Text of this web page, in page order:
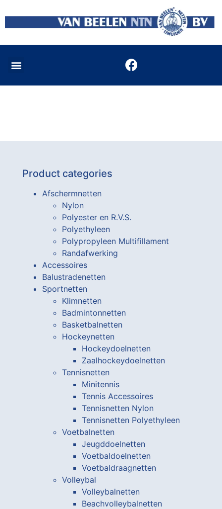
Product categories
Afschermnetten
Nylon
Polyester en R.V.S.
Polyethyleen
Polypropyleen Multifillament
Randafwerking
Accessoires
Balustradenetten
Sportnetten
Klimnetten
Badmintonnetten
Basketbalnetten
Hockeynetten
Hockeydoelnetten
Zaalhockeydoelnetten
Tennisnetten
Minitennis
Tennis Accessoires
Tennisnetten Nylon
Tennisnetten Polyethyleen
Voetbalnetten
Jeugddoelnetten
Voetbaldoelnetten
Voetbaldraagnetten
Volleybal
Volleybalnetten
Beachvolleybalnetten